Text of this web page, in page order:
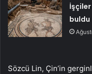
buldu
Sözcü Lin, Çin’in